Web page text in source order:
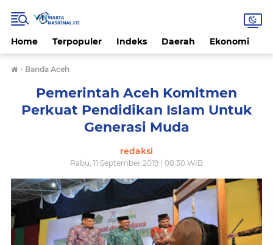
Home Terpopuler Indeks Daerah Ekonomi
› Banda Aceh
Pemerintah Aceh Komitmen
Perkuat Pendidikan Islam Untuk
Generasi Muda
redaksi
Rabu, 11 September 2019 | 08.30 WIB